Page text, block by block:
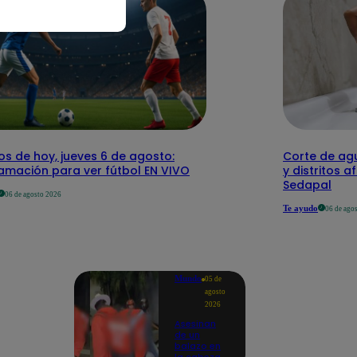
de hoy, jueves 6 de agosto:
para ver fútbol EN VIVO
06 de agosto 2026
Corte de
y distritos
Sedapal
Te ayudo 06 de
Mundo 05 de
agosto
2026
Asesinan
de un
balazo en